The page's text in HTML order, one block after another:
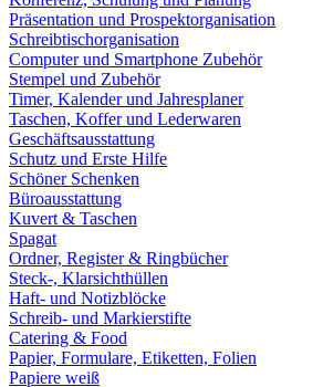
Präsentation und Prospektorganisation
Schreibtischorganisation
Computer und Smartphone Zubehör
Stempel und Zubehör
Timer, Kalender und Jahresplaner
Taschen, Koffer und Lederwaren
Geschäftsausstattung
Schutz und Erste Hilfe
Schöner Schenken
Büroausstattung
Kuvert & Taschen
Spagat
Ordner, Register & Ringbücher
Steck-, Klarsichthüllen
Haft- und Notizblöcke
Schreib- und Markierstifte
Catering & Food
Papier, Formulare, Etiketten, Folien
Papiere weiß